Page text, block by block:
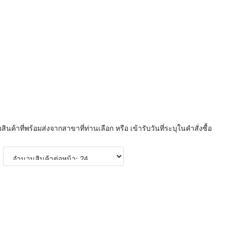
ค้าที่พร้อมส่งจากสาขาที่ท่านเลือก หรือ เข้ารับวันที่ระบุในคำสั่งซื้อ